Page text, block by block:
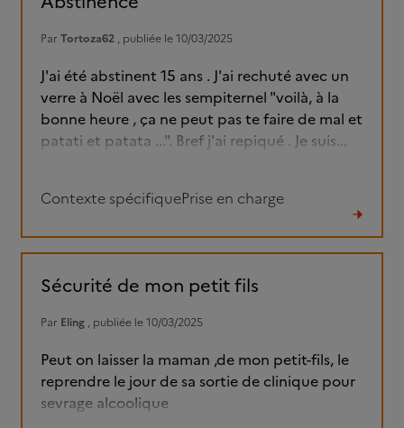
Par Tortoza62 , publiée le 10/03/2025
J'ai été abstinent 15 ans . J'ai rechuté avec un
verre à Noël avec les sempiternel "voilà, à la
bonne heure , ça ne peut pas te faire de mal et
patati et patata ...". Bref j'ai repiqué . Je suis...
Contexte spécifiquePrise en charge
le
Sécurité de mon petit fils
Par Eling , publiée le 10/03/2025
Peut on laisser la maman ,de mon petit-fils, le
reprendre le jour de sa sortie de clinique pour
sevrage alcoolique